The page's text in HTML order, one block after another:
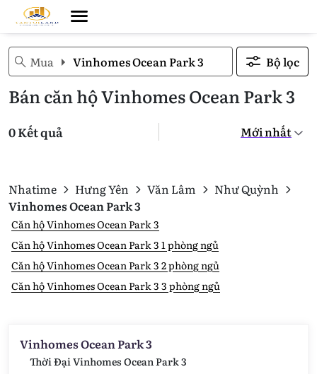
Mua Vinhomes Ocean Park 3 Bộ lọc
Bán căn hộ Vinhomes Ocean Park 3
0 Kết quả
Nhatime Hưng Yên Văn Lâm
Như Quỳnh
Vinhomes Ocean Park 3
Căn hộ Vinhomes Ocean Park 3
Căn hộ Vinhomes Ocean Park 3 1 phòng ngủ
Căn hộ Vinhomes Ocean Park 3 2 phòng ngủ
Căn hộ Vinhomes Ocean Park 3 3 phòng ngủ
Vinhomes Ocean Park 3
Thời Đại Vinhomes Ocean Park 3